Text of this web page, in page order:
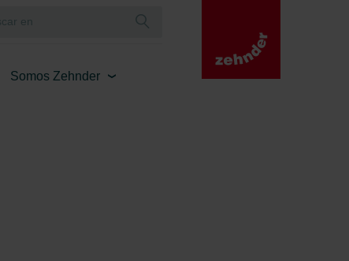
Somos Zehnder